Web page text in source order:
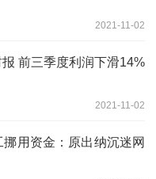
2021-11-02
前三季度利润下滑14%
2021-11-02
用资金：原出纳沉迷网